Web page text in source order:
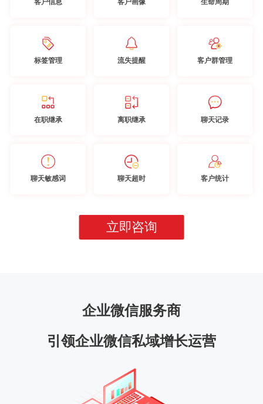
标签管理 流失提醒 客户群管理
在职继承 离职继承 聊天记录
聊天敏感词 聊天超时 客户统计
立即咨询
企业微信服务商
引领企业微信私域增长运营